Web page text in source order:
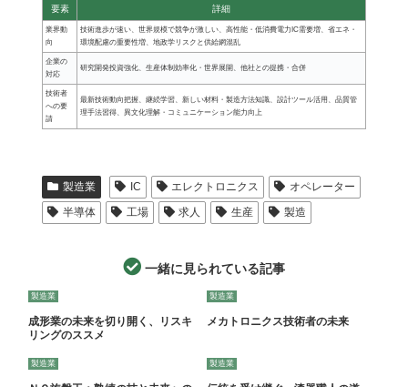
要素 詳細
業界動
向
技術進歩が速い、世界規模で競争が激しい、高性能・低消費電力IC需要増、省エネ・
環境配慮の重要性増、地政学リスクと供給網混乱
企業の
対応
研究開発投資強化、生産体制効率化・世界展開、他社との提携・合併
技術者
への要
請
最新技術動向把握、継続学習、新しい材料・製造方法知識、設計ツール活用、品質管
理手法習得、異文化理解・コミュニケーション能力向上
製造業 IC エレクトロニクス
オペレーター
半導体
工場 求人 生産 製造
一緒に見られている記事
製造業
成形業の未来を切り開く、リスキ
リングのススメ
製造業
メカトロニクス技術者の未来
製造業 製造業